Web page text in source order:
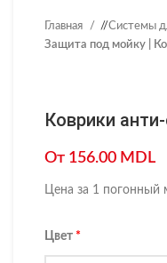
Главная / Системы
Защита под мойку |
Коврики
От 156.00 MDL
Цена за 1 погонный
Цвет